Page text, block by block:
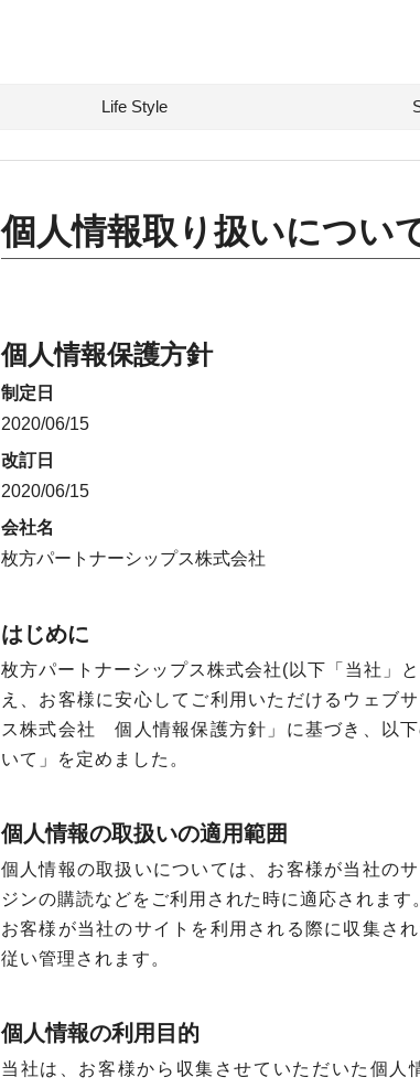
Life Style
個人情報取り扱いについ
個人情報保護方針
制定日
2020/06/15
改訂日
2020/06/15
会社名
枚方パートナーシップス株式会社
はじめに
枚方パートナーシップス株式会社(以下「当社」
え、お客様に安心してご利用いただけるウェブ
ス株式会社 個人情報保護方針」に基づき、以
いて」を定めました。
個人情報の取扱いの適用範囲
個人情報の取扱いについては、お客様が当社の
ジンの購読などをご利用された時に適応されます
お客様が当社のサイトを利用される際に収集さ
従い管理されます。
個人情報の利用目的
当社は、お客様から収集させていただいた個